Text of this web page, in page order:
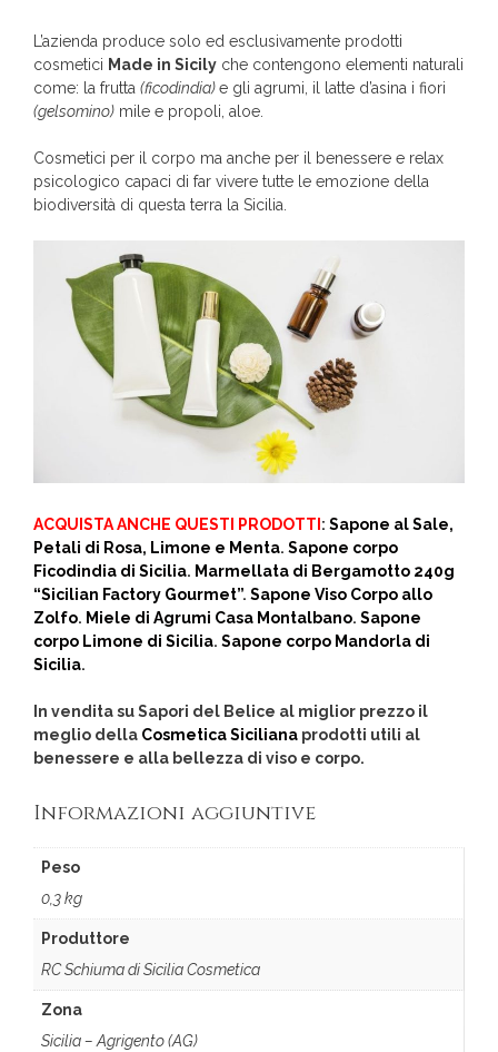
L’azienda produce solo ed esclusivamente prodotti
cosmetici Made in Sicily che contengono elementi naturali
come: la frutta (ficodindia)e gli agrumi, il latte d’asina i fiori
(gelsomino) mile e propoli, aloe.
Cosmetici per il corpo ma anche per il benessere e relax
psicologico capaci di far vivere tutte le emozione della
biodiversità di questa terra la Sicilia.
ACQUISTA ANCHE QUESTI PRODOTTI : Sapone al Sale,
Petali di Rosa, Limone e Menta. Sapone corpo
Ficodindia di Sicilia. Marmellata di Bergamotto 240g
“Sicilian Factory Gourmet”. Sapone Viso Corpo allo
Zolfo. Miele di Agrumi Casa Montalbano. Sapone
corpo Limone di Sicilia. Sapone corpo Mandorla di
Sicilia.
In vendita su Sapori del Belice al miglior prezzo il
meglio della Cosmetica Siciliana prodotti utili al
benessere e alla bellezza di viso e corpo.
Informazioni aggiuntive
Peso
0,3 kg
Produttore
RC Schiuma di Sicilia Cosmetica
Zona
Sicilia – Agrigento (AG)